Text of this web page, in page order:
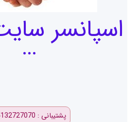
اسپانسر
…
پشتیبانی : 05132727070